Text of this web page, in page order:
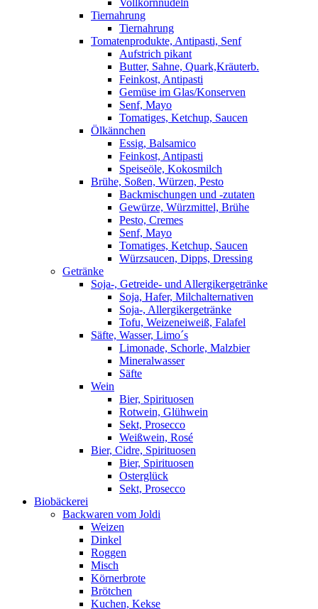
Vollkornnudeln
Tiernahrung
Tiernahrung
Tomatenprodukte, Antipasti, Senf
Aufstrich pikant
Butter, Sahne, Quark,Kräuterb.
Feinkost, Antipasti
Gemüse im Glas/Konserven
Senf, Mayo
Tomatiges, Ketchup, Saucen
Ölkännchen
Essig, Balsamico
Feinkost, Antipasti
Speiseöle, Kokosmilch
Brühe, Soßen, Würzen, Pesto
Backmischungen und -zutaten
Gewürze, Würzmittel, Brühe
Pesto, Cremes
Senf, Mayo
Tomatiges, Ketchup, Saucen
Würzsaucen, Dipps, Dressing
Getränke
Soja-, Getreide- und Allergikergetränke
Soja, Hafer, Milchalternativen
Soja-, Allergikergetränke
Tofu, Weizeneiweiß, Falafel
Säfte, Wasser, Limo´s
Limonade, Schorle, Malzbier
Mineralwasser
Säfte
Wein
Bier, Spirituosen
Rotwein, Glühwein
Sekt, Prosecco
Weißwein, Rosé
Bier, Cidre, Spirituosen
Bier, Spirituosen
Osterglück
Sekt, Prosecco
Biobäckerei
Backwaren vom Joldi
Weizen
Dinkel
Roggen
Misch
Körnerbrote
Brötchen
Kuchen, Kekse